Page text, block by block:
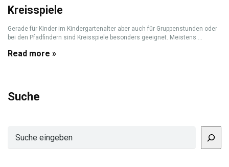
Kreisspiele
Gerade für Kinder im Kindergartenalter aber auch für Gruppenstunden oder
bei den Pfadfindern sind Kreisspiele besonders geeignet. Meistens ...
Read more »
Suche